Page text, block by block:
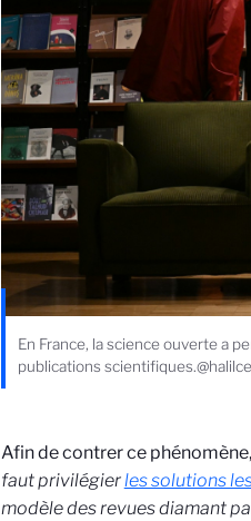
En France, la science ouverte a
publications
Afin de contrer ce
faut privilégierles solutions
modèle des revues diamant